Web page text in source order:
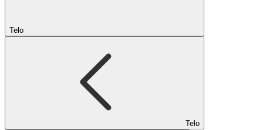
Telo
Telo